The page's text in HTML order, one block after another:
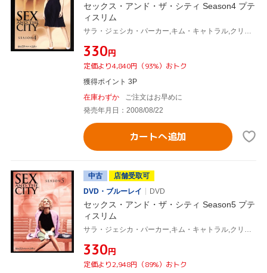
セックス・アンド・ザ・シティ Season4 プテ
ィスリム
¥330円
定価より4,840円（93%）おトク
獲得ポイント 3P
在庫わずか
ご注文はお早めに
発売年月日：2008/08/22
カートへ追加
中古
店舗受取可
DVD・ブルーレイ
DVD
セックス・アンド・ザ・シティ Season5 プテ
ィスリム
¥330円
定価より2,948円（89%）おトク